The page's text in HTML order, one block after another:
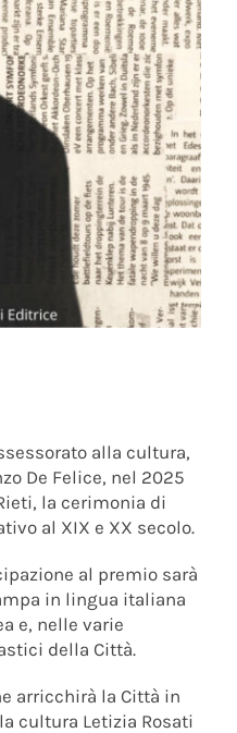
alla cultura,
De Felice, nel 2025
la cerimonia di
al XIX e XX secolo.
al premio sarà
in lingua italiana
e, nelle varie
della Città.
arricchirà la Città in
cultura Letizia Rosati